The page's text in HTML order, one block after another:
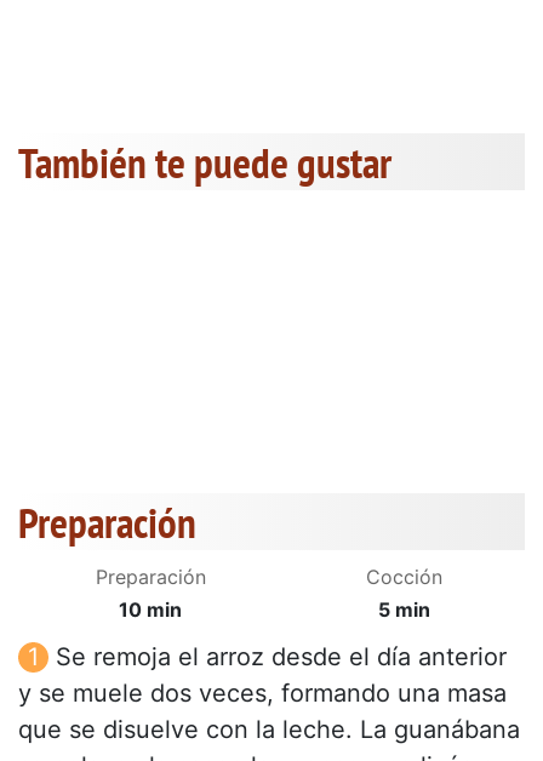
También te puede gustar
Preparación
Preparación
10 min
Cocción
5 min
Se remoja el arroz desde el día anterior
y se muele dos veces, formando una masa
que se disuelve con la leche. La guanábana